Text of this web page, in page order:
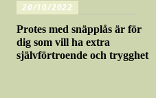
20/10/2022
Protes med snäpplås är för
dig som vill ha extra
självförtroende och trygghet